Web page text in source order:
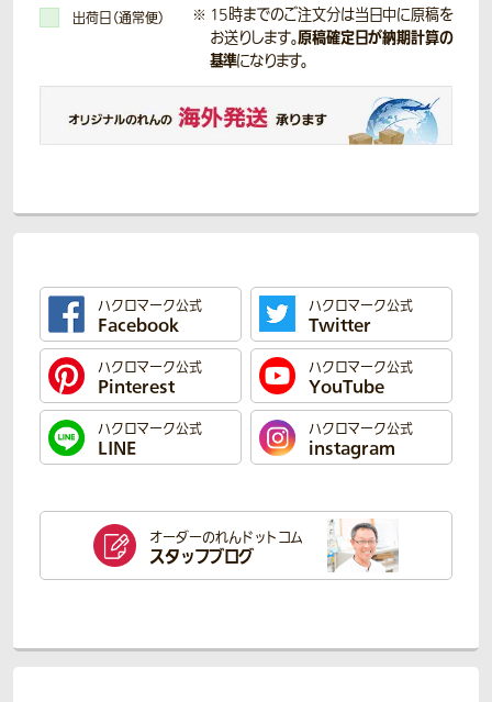
出荷日（通常便）
15時までのご注文分は当日中に原稿を
お送りします。原稿確定日が納期計算の
基準になります。
ハクロマーク公式
Facebook
ハクロマーク公式
Twitter
ハクロマーク公式
Pinterest
ハクロマーク公式
YouTube
ハクロマーク公式
LINE
ハクロマーク公式
instagram
オーダーのれんドットコム
スタッフブログ